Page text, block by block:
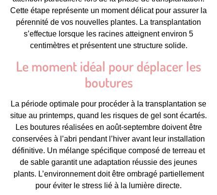
Cette étape représente un moment délicat pour assurer la
pérennité de vos nouvelles plantes. La transplantation
s’effectue lorsque les racines atteignent environ 5
centimètres et présentent une structure solide.
Le moment idéal pour déplacer les
boutures
La période optimale pour procéder à la transplantation se
situe au printemps, quand les risques de gel sont écartés.
Les boutures réalisées en août-septembre doivent être
conservées à l’abri pendant l’hiver avant leur installation
définitive. Un mélange spécifique composé de terreau et
de sable garantit une adaptation réussie des jeunes
plants. L’environnement doit être ombragé partiellement
pour éviter le stress lié à la lumière directe.